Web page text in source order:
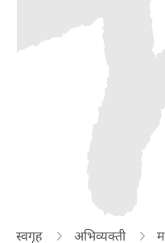
स्वगृह अभिव्यक्ती